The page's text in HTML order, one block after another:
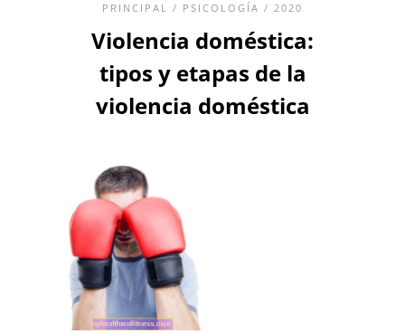
PRINCIPAL / PSICOLOGÍA / 2020
Violencia doméstica:
tipos y etapas de la
violencia doméstica